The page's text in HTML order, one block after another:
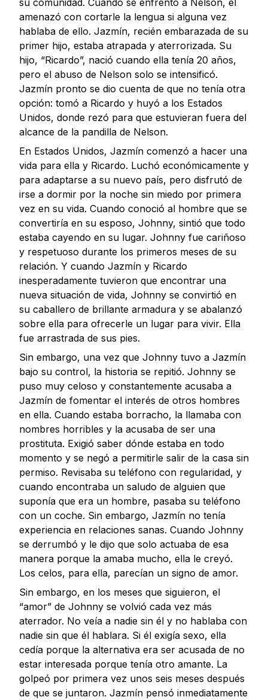
amenazó con cortarle la lengua si alguna vez
hablaba de ello. Jazmín, recién embarazada de su
primer hijo, estaba atrapada y aterrorizada. Su
hijo, “Ricardo”, nació cuando ella tenía 20 años,
pero el abuso de Nelson solo se intensificó.
Jazmín pronto se dio cuenta de que no tenía otra
opción: tomó a Ricardo y huyó a los Estados
Unidos, donde rezó para que estuvieran fuera del
alcance de la pandilla de Nelson.
En Estados Unidos, Jazmín comenzó a hacer una
vida para ella y Ricardo. Luchó económicamente y
para adaptarse a su nuevo país, pero disfrutó de
irse a dormir por la noche sin miedo por primera
vez en su vida. Cuando conoció al hombre que se
convertiría en su esposo, Johnny, sintió que todo
estaba cayendo en su lugar. Johnny fue cariñoso
y respetuoso durante los primeros meses de su
relación. Y cuando Jazmín y Ricardo
inesperadamente tuvieron que encontrar una
nueva situación de vida, Johnny se convirtió en
su caballero de brillante armadura y se abalanzó
sobre ella para ofrecerle un lugar para vivir. Ella
fue arrastrada de sus pies.
Sin embargo, una vez que Johnny tuvo a Jazmín
bajo su control, la historia se repitió. Johnny se
puso muy celoso y constantemente acusaba a
Jazmín de fomentar el interés de otros hombres
en ella. Cuando estaba borracho, la llamaba con
nombres horribles y la acusaba de ser una
prostituta. Exigió saber dónde estaba en todo
momento y se negó a permitirle salir de la casa sin
permiso. Revisaba su teléfono con regularidad, y
cuando encontraba un saludo de alguien que
suponía que era un hombre, pasaba su teléfono
con un coche. Sin embargo, Jazmín no tenía
experiencia en relaciones sanas. Cuando Johnny
se derrumbó y le dijo que solo actuaba de esa
manera porque la amaba mucho, ella le creyó.
Los celos, para ella, parecían un signo de amor.
Sin embargo, en los meses que siguieron, el
“amor” de Johnny se volvió cada vez más
aterrador. No veía a nadie sin él y no hablaba con
nadie sin que él hablara. Si él exigía sexo, ella
cedía porque la alternativa era ser acusada de no
estar interesada porque tenía otro amante. La
golpeó por primera vez unos seis meses después
de que se juntaron. Jazmín pensó inmediatamente